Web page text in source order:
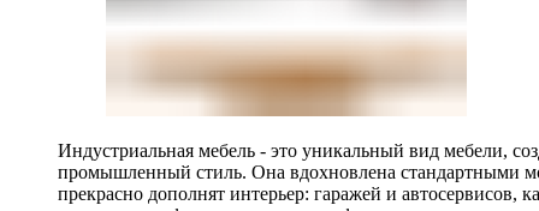
Индустриальная мебель - это уникальный вид мебели,
промышленный стиль. Она вдохновлена стандартными
прекрасно дополнят интерьер: гаражей и автосервисов,